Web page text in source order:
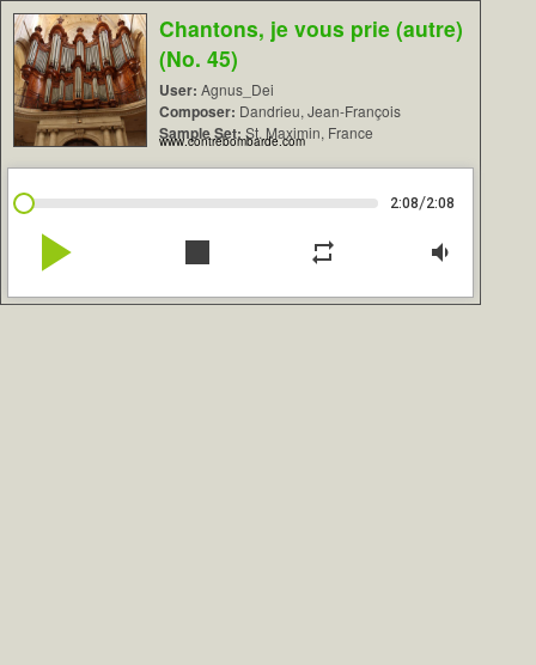
Chantons, je vous prie (autre)
(No. 45)
User: Agnus_Dei
Composer: Dandrieu, Jean-François
Sample Set: St. Maximin, France
www.contrebombarde.com
2:08/2:08
play_arrow stop repeat volume_down